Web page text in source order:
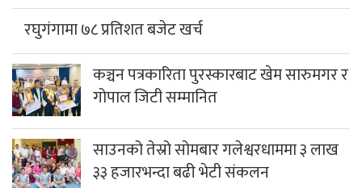
रघुगंगामा ७८ प्रतिशत बजेट खर्च
कञ्चन पत्रकारिता पुरस्कारबाट खेम सारुमगर र
गोपाल जिटी सम्मानित
साउनको तेस्रो सोमबार गलेश्वरधाममा ३ लाख
३३ हजारभन्दा बढी भेटी संकलन